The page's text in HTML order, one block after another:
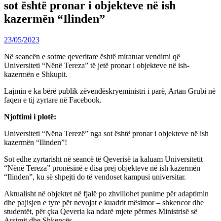
sot është pronar i objekteve në ish
kazermën “Ilinden”
23/05/2023
Në seancën e sotme qeveritare është miratuar vendimi që
Universiteti “Nënë Tereza” të jetë pronar i objekteve në ish-
kazermën e Shkupit.
Lajmin e ka bërë publik zëvendëskryeministri i parë, Artan Grubi në
faqen e tij zyrtare në Facebook.
Njoftimi i plotë:
Universiteti “Nëna Terezë” nga sot është pronar i objekteve në ish
kazermën “Ilinden”!
Sot edhe zyrtarisht në seancë të Qeverisë ia kaluam Universitetit
“Nënë Tereza” pronësinë e disa prej objekteve në ish kazermën
“Ilinden”, ku së shpejti do të vendoset kampusi universitar.
Aktualisht në objektet në fjalë po zhvillohet punime për adaptimin
dhe pajisjen e tyre për nevojat e kuadrit mësimor – shkencor dhe
studentët, për çka Qeveria ka ndarë mjete përmes Ministrisë së